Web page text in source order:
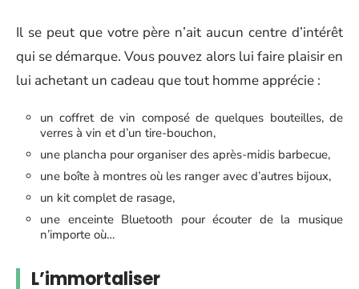
Il se peut que votre père n’ait aucun centre d’intérêt
qui se démarque. Vous pouvez alors lui faire plaisir en
lui achetant un cadeau que tout homme apprécie :
un coffret de vin composé de quelques bouteilles, de
verres à vin et d’un tire-bouchon,
une plancha pour organiser des après-midis barbecue,
une boîte à montres où les ranger avec d’autres bijoux,
un kit complet de rasage,
une enceinte Bluetooth pour écouter de la musique
n’importe où…
L’immortaliser